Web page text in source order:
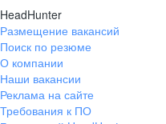
HeadHunter
Размещение вакансий
Поиск по резюме
О компании
Наши вакансии
Реклама на сайте
Требования к ПО